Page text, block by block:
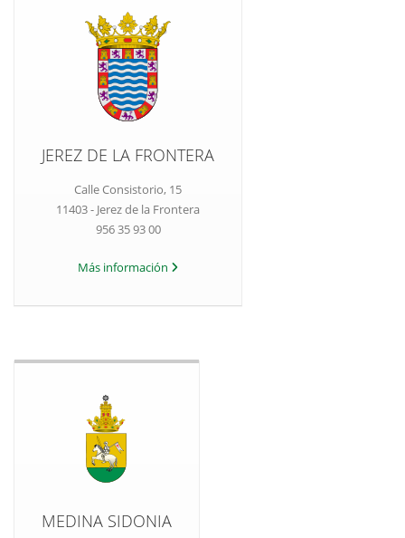
JEREZ DE LA FRONTERA
Calle Consistorio, 15
11403 - Jerez de la Frontera
956 35 93 00
Más información
MEDINA SIDONIA